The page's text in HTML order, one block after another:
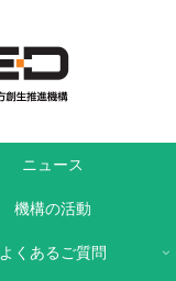
ニュース
機構の活動
よくあるご質問